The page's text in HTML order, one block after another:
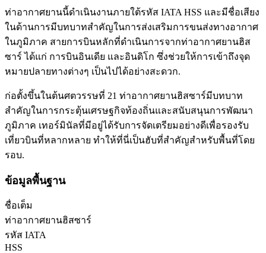
ท่าอากาศยานนี้ดำเนินงานภายใต้รหัส IATA HSS และมีชื่อเสียง
ในด้านการมีบทบาทสำคัญในการส่งเสริมการขนส่งทางอากาศ
ในภูมิภาค สายการบินหลักที่ดำเนินการจากท่าอากาศยานฮิส
ซาร์ ได้แก่ การบินอินเดีย และอินดิโก ซึ่งช่วยให้การเข้าถึงจุด
หมายปลายทางต่างๆ เป็นไปได้อย่างสะดวก.
ก่อตั้งขึ้นในต้นศตวรรษที่ 21 ท่าอากาศยานฮิสซาร์มีบทบาท
สำคัญในการกระตุ้นเศรษฐกิจท้องถิ่นและสนับสนุนการพัฒนา
ภูมิภาค เทอร์มินัลที่มีอยู่ได้รับการจัดเตรียมอย่างดีเพื่อรองรับ
เที่ยวบินที่หลากหลาย ทำให้ที่นี่เป็นฮับที่สำคัญสำหรับพื้นที่โดย
รอบ.
ข้อมูลพื้นฐาน
ชื่อเต็ม
ท่าอากาศยานฮิสซาร์
รหัส IATA
HSS